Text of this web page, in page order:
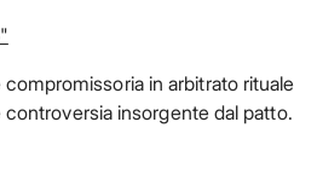
in arbitrato rituale
insorgente dal patto.